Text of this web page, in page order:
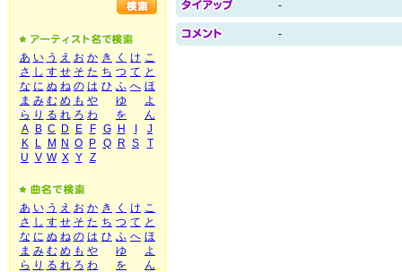
あ い う え お か き く け こ
さ し す せ そ た ち つ て と
な に ぬ ね の は ひ ふ へ ほ
ま み む め も や ゆ
よ
ら り る れ ろ わ を
ん
A
B C D E F G H
J
K
L M N O P Q R S
T
U V W X Y Z
あ い う え お か き く け こ
さ し す せ そ た ち つ て と
な に ぬ ね の は ひ ふ へ ほ
ま み む め も や ゆ
よ
ら り る れ ろ わ を
ん
-
-